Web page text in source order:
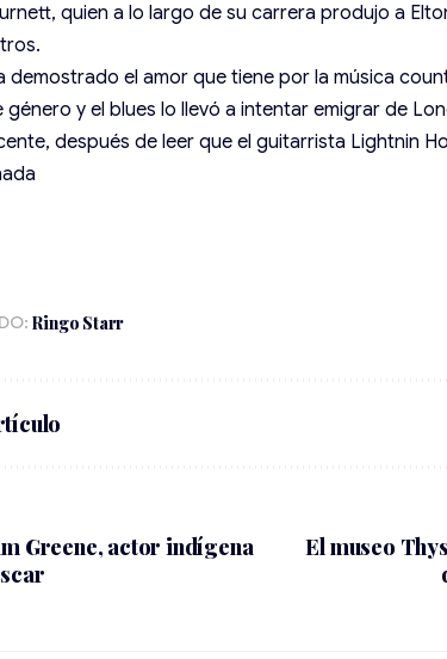
quien a lo largo de su carrera produjo a
demostrado el amor que tiene por la música
género y el blues lo llevó a intentar emigrar de
después de leer que el guitarrista Lightnin
Ringo Starr
Greene, actor indígena
El museo